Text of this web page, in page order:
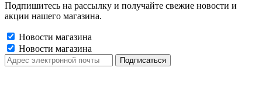
Подпишитесь на рассылку и получайте свежие новости и
акции нашего магазина.
Новости магазина
Новости магазина